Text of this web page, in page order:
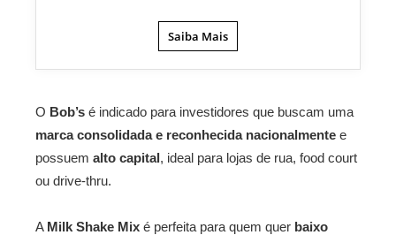
Saiba Mais
O Bob’s é indicado para investidores que buscam uma
marca consolidada e reconhecida nacionalmente e
possuem alto capital, ideal para lojas de rua, food court
ou drive-thru.
A Milk Shake Mix é perfeita para quem quer baixo